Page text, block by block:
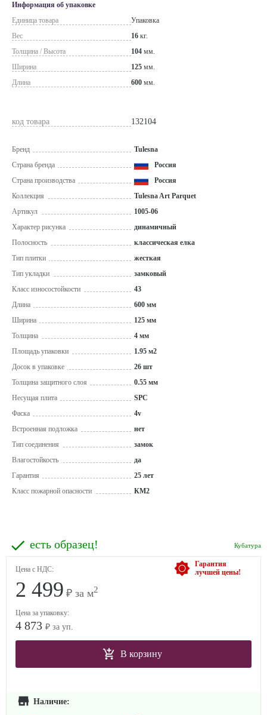
Информация об упаковке
Единица товара
Упаковка
Вес
16 кг.
Толщина / Высота
104 мм.
Ширина
125 мм.
Длина
600 мм.
код товара 132104
Бренд
Tulesna
Страна бренда
Россия
Страна производства
Россия
Коллекция
Tulesna Art Parquet
Артикул
1005-06
Характер рисунка
динамичный
Полосность
классическая елка
Тип плитки
жесткая
Тип укладки
замковый
Класс износостойкости
43
Длина
600 мм
Ширина
125 мм
Толщина
4 мм
Площадь упаковки
1.95 м2
Досок в упаковке
26 шт
Толщина защитного слоя
0.55 мм
Несущая плита
SPC
Фаска
4v
Встроенная подложка
нет
Тип соединения
замок
Влагостойкость
да
Гарантия
25 лет
Класс пожарной опасности
КМ2
Кубатура
есть образец!
Гарантия
лучшей цены!
Цена с НДС:
2 499 ₽ за м2
Цена за упаковку:
4 873 ₽ за уп.
В корзину
Наличие: